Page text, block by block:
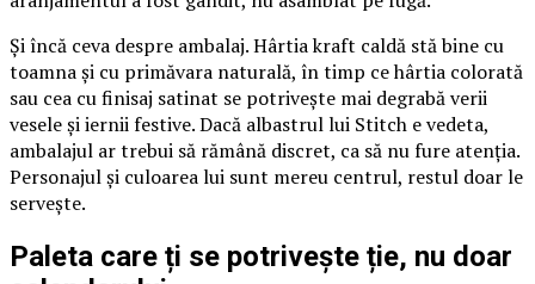
Și încă ceva despre ambalaj. Hârtia kraft caldă stă bine cu
toamna și cu primăvara naturală, în timp ce hârtia colorată
sau cea cu finisaj satinat se potrivește mai degrabă verii
vesele și iernii festive. Dacă albastrul lui Stitch e vedeta,
ambalajul ar trebui să rămână discret, ca să nu fure atenția.
Personajul și culoarea lui sunt mereu centrul, restul doar le
servește.
Paleta care ți se potrivește ție, nu doar